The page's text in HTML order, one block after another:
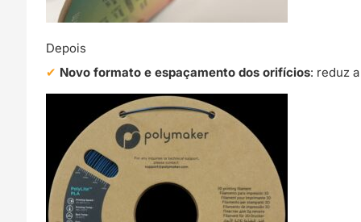
Depois
Novo formato e espaçamento dos orifícios: reduz